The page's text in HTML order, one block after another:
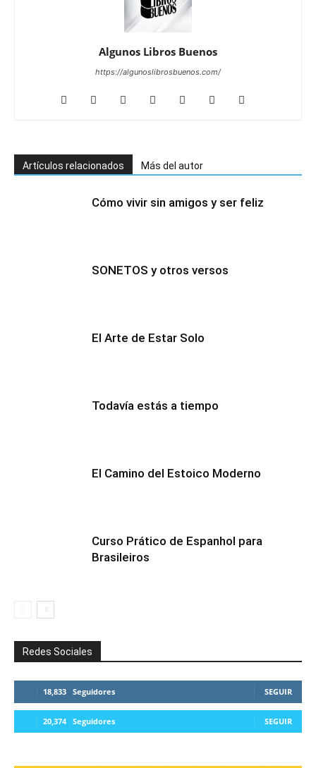
Algunos Libros Buenos
https://algunoslibrosbuenos.com/
Artículos relacionados Más del autor
Cómo vivir sin amigos y ser feliz
SONETOS y otros versos
El Arte de Estar Solo
Todavía estás a tiempo
El Camino del Estoico Moderno
Curso Prático de Espanhol para
Brasileiros
Redes Sociales
18,833 Seguidores SEGUIR
20,374 Seguidores SEGUIR